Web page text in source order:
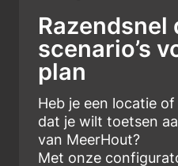
Razendsnel
scenario’s
plan
Heb je een locatie
dat je wilt toetsen
van MeerHout?
Met onze